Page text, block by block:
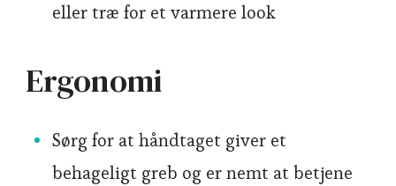
eller træ for et varmere look
Ergonomi
Sørg for at håndtaget giver et
behageligt greb og er nemt at betjene